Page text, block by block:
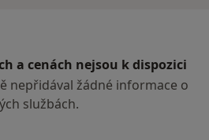
a cenách nejsou k dispozici
nepřidával žádné informace o
službách.